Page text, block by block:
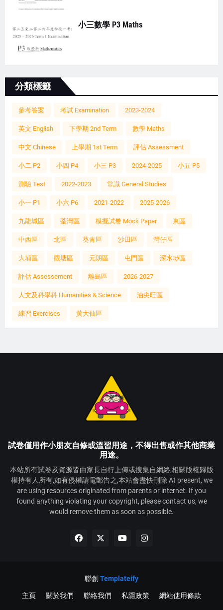
小三數學 P3 Maths
分類標籤
參考答案 考試 Examination 2023-2024
英文 English 下學期 2nd Term 數學 Maths
中文 Chinese 上學期 1st Term 評估 Assessment
小二 P2 小四 P4 小三 P3 2024-2025 小五 P5
測驗 Test 2022-2023 常識 General Studies
小一 P1 小六 P6 2021-2022 2025-2026
九龍城區 荃灣區 模擬試卷 Mock Paper 東區
中西區 北區 葵青區 沙田區 灣仔區
大埔區 觀塘區 元朗區 屯門區 深水埗區
評估 Assessement 離島區 2026-2027
人文及科學科 Humanities & Science 油尖旺區
練習 Exercises 黃大仙區
試卷僅用作小朋友自修或溫習用途，不得出售或作其他商業
用途。
本站所有試卷及資源皆由家長自行上傳或搜集自網絡,相關版權歸版
權持有人所有,如有侵權請電郵告之,本站會盡快刪除 At present, we
are using resources originated from parents or internet. If you
found anything violating your copyright, please contact us, we
would remove them as soon as possible.
聯創 Templateify
主頁 關於我們 聯絡我們 私隱政策 網站使用條款